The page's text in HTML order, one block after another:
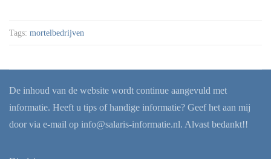
Tags: mortelbedrijven
De inhoud van de website wordt continue aangevuld met
informatie. Heeft u tips of handige informatie? Geef het aan mij
door via e-mail op info@salaris-informatie.nl. Alvast bedankt!!